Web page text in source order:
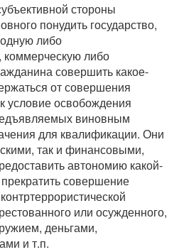
стороны
понудить государство,
либо
коммерческую либо
совершить какое-
от совершения
условие освобождения
виновным
для квалификации. Они
так и финансовыми,
автономию какой-
совершение
или осужденного,
деньгами,
и т.п.